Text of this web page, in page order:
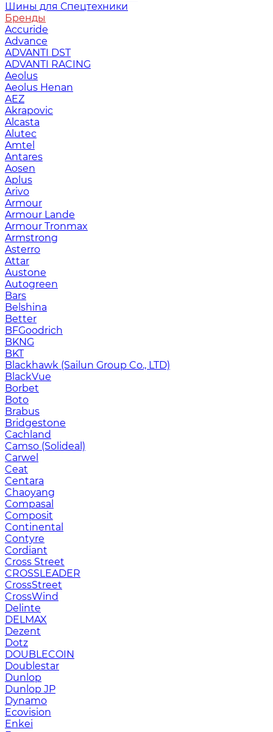
Шины для Спецтехники
Бренды
Accuride
Advance
ADVANTI DST
ADVANTI RACING
Aeolus
Aeolus Henan
AEZ
Akrapovic
Alcasta
Alutec
Amtel
Antares
Aosen
Aplus
Arivo
Armour
Armour Lande
Armour Tronmax
Armstrong
Asterro
Attar
Austone
Autogreen
Bars
Belshina
Better
BFGoodrich
BKNG
BKT
Blackhawk (Sailun Group Co., LTD)
BlackVue
Borbet
Boto
Brabus
Bridgestone
Cachland
Camso (Solideal)
Carwel
Ceat
Centara
Chaoyang
Compasal
Composit
Continental
Contyre
Cordiant
Cross Street
CROSSLEADER
CrossStreet
CrossWind
Delinte
DELMAX
Dezent
Dotz
DOUBLECOIN
Doublestar
Dunlop
Dunlop JP
Dynamo
Ecovision
Enkei